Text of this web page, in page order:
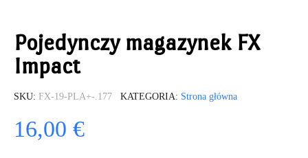
Pojedynczy magazynek FX
Impact
SKU FX-19-PLA+-.177 KATEGORIA Strona główna
16,00 €